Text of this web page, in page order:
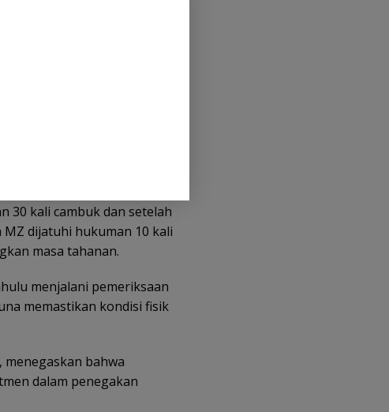
dari empat kasus jarimah
dijatuhi hukuman 30
cambukan. Sementara
cambuk, dikurangi masa
30 kali cambuk dan setelah
dijatuhi hukuman 10 kali
masa tahanan.
menjalani pemeriksaan
memastikan kondisi fisik
menegaskan bahwa
dalam penegakan